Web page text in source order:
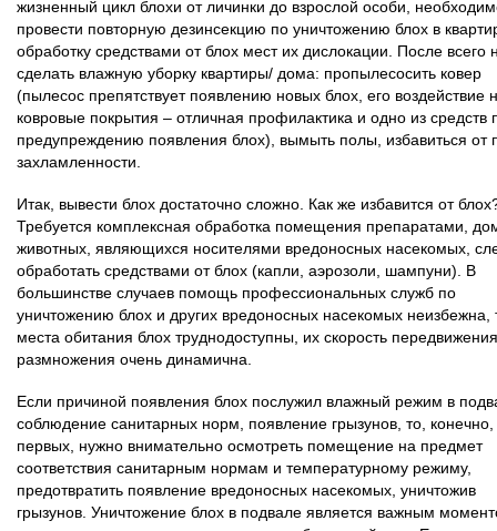
жизненный цикл блохи от личинки до взрослой особи,
провести повторную дезинсекцию по уничтожению блох в
обработку средствами от блох мест их дислокации. После всего
сделать влажную уборку квартиры/ дома: пропылесосить ковер
(пылесос препятствует появлению новых блох, его воздействие
ковровые покрытия – отличная профилактика и одно из средств
предупреждению появления блох), вымыть полы, избавиться от
захламленности.
Итак, вывести блох достаточно сложно. Как же избавится от
Требуется комплексная обработка помещения препаратами,
животных, являющихся носителями вредоносных насекомых,
обработать средствами от блох (капли, аэрозоли, шампуни). В
большинстве случаев помощь профессиональных служб по
уничтожению блох и других вредоносных насекомых неизбежна,
места обитания блох труднодоступны, их скорость
размножения очень динамична.
Если причиной появления блох послужил влажный режим в
соблюдение санитарных норм, появление грызунов, то, конечно,
первых, нужно внимательно осмотреть помещение на предмет
соответствия санитарным нормам и температурному режиму,
предотвратить появление вредоносных насекомых, уничтожив
грызунов. Уничтожение блох в подвале является важным